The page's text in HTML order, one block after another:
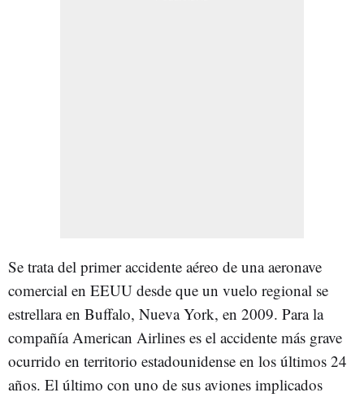
Se trata del primer accidente aéreo de una aeronave
comercial en EEUU desde que un vuelo regional se
estrellara en Buffalo, Nueva York, en 2009. Para la
compañía American Airlines es el accidente más grave
ocurrido en territorio estadounidense en los últimos 24
años. El último con uno de sus aviones implicados